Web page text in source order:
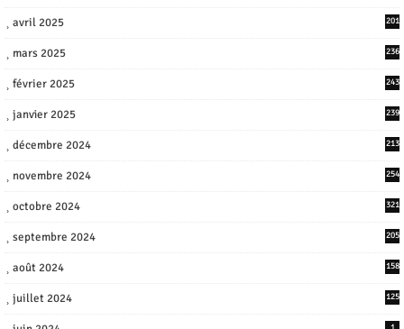
avril 2025 201
mars 2025 236
février 2025 243
janvier 2025 239
décembre 2024 213
novembre 2024 254
octobre 2024 321
septembre 2024 205
août 2024 158
juillet 2024 125